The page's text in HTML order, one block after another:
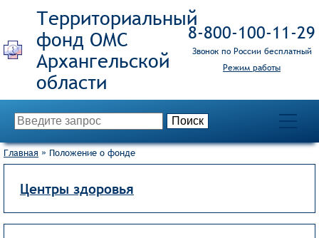
Территориальный
фонд ОМС
8‑800‑100‑11‑29
Звонок по России бесплатный
Режим работы
Главная » Положение о фонде
Центры здоровья